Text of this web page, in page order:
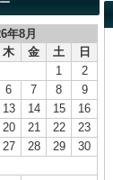
年8月
木 金 土 日
1
2
6 7 8
9
13 14 15
16
20 21 22
23
27 28 29
30